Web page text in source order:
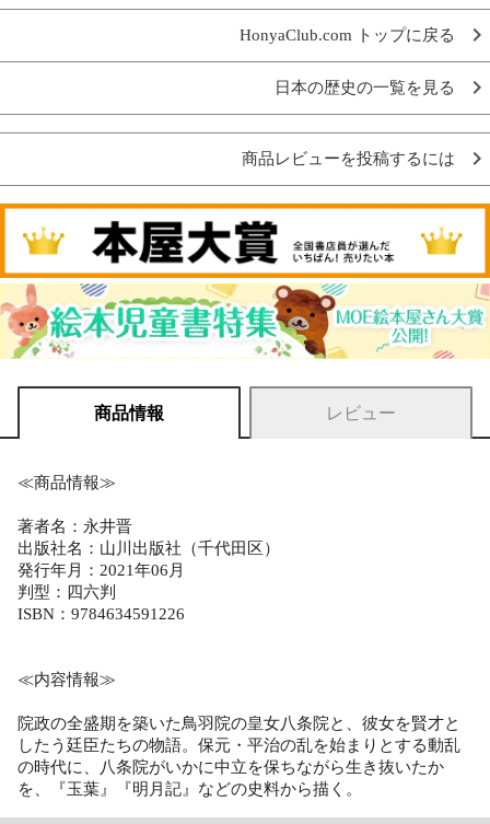
HonyaClub.com トップに戻る
日本の歴史の一覧を見る
商品レビューを投稿するには
商品情報 レビュー
≪商品情報≫
著者名：永井晋
出版社名：山川出版社（千代田区）
発行年月：2021年06月
判型：四六判
ISBN：9784634591226
≪内容情報≫
院政の全盛期を築いた鳥羽院の皇女八条院と、彼女を賢才と
したう廷臣たちの物語。保元・平治の乱を始まりとする動乱
の時代に、八条院がいかに中立を保ちながら生き抜いたか
を、『玉葉』『明月記』などの史料から描く。